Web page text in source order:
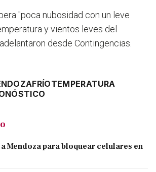
"poca nubosidad con un leve
y vientos leves del
desde Contingencias.
FRÍOTEMPERATURA
Mendoza para bloquear celulares en